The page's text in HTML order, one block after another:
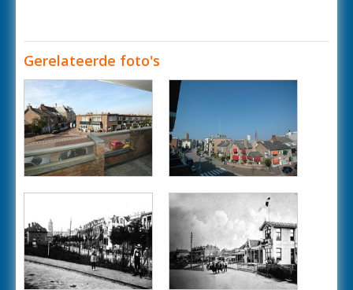
Gerelateerde foto's